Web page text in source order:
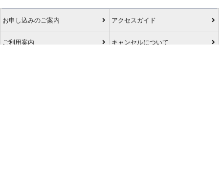
お申し込みのご案内 アクセスガイド
ご利用案内 キャンセルについて